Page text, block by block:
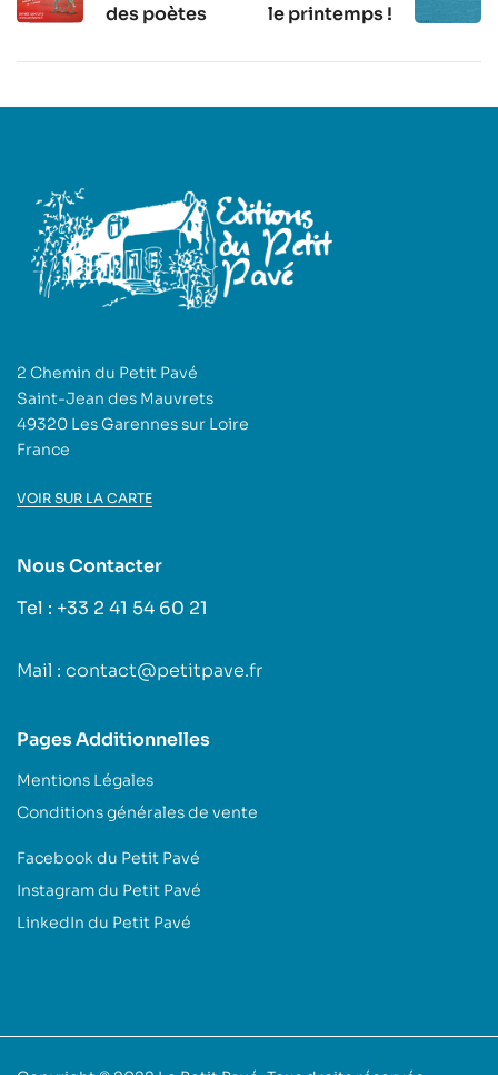
des poètes
le printemps !
2 Chemin du Petit Pavé
Saint-Jean des Mauvrets
49320 Les Garennes sur Loire
France
VOIR SUR LA CARTE
Nous Contacter
Tel : +33 2 41 54 60 21
Mail : contact@petitpave.fr
Pages Additionnelles
Mentions Légales
Conditions générales de vente
Facebook du Petit Pavé
Instagram du Petit Pavé
LinkedIn du Petit Pavé